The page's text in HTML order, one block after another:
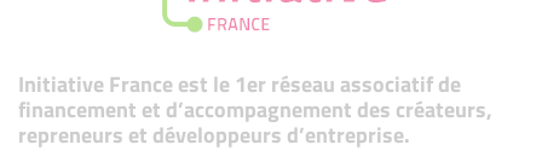
Initiative France est le 1er réseau associatif de
financement et d’accompagnement des créateurs,
repreneurs et développeurs d’entreprise.